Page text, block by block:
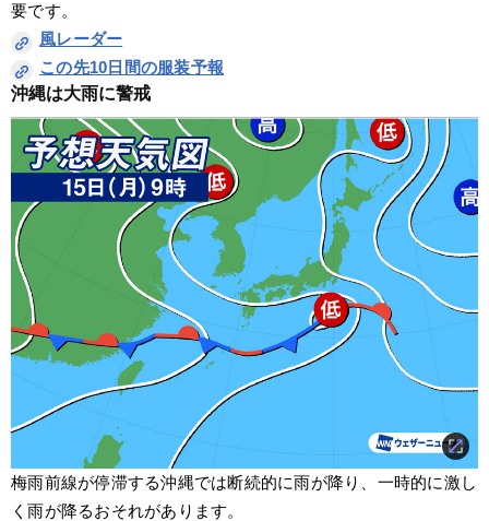
要です。
風レーダー
この先10日間の服装予報
沖縄は大雨に警戒
梅雨前線が停滞する沖縄では断続的に雨が降り、一時的に激し
く雨が降るおそれがあります。